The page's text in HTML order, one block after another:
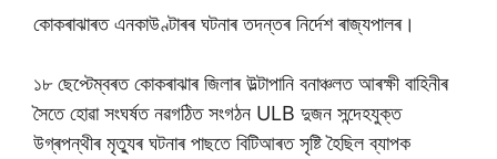
কোকৰাঝাৰত এনকাউণ্টাৰৰ ঘটনাৰ তদন্তৰ নিৰ্দেশ ৰাজ্যপালৰ।
১৮ ছেপ্টেম্বৰত কোকৰাঝাৰ জিলাৰ উল্টাপানি বনাঞ্চলত আৰক্ষী বাহিনীৰ
সৈতে হোৱা সংঘৰ্ষত নৱগঠিত সংগঠন ULB দুজন সন্দেহযুক্ত
উগ্ৰপন্থীৰ মৃত্যুৰ ঘটনাৰ পাছতে বিটিআৰত সৃষ্টি হৈছিল ব্যাপক